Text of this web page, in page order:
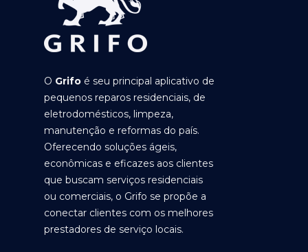
O Grifo é seu principal aplicativo de
pequenos reparos residenciais, de
eletrodomésticos, limpeza,
manutenção e reformas do país.
Oferecendo soluções ágeis,
econômicas e eficazes aos clientes
que buscam serviços residenciais
ou comerciais, o Grifo se propõe a
conectar clientes com os melhores
prestadores de serviço locais.